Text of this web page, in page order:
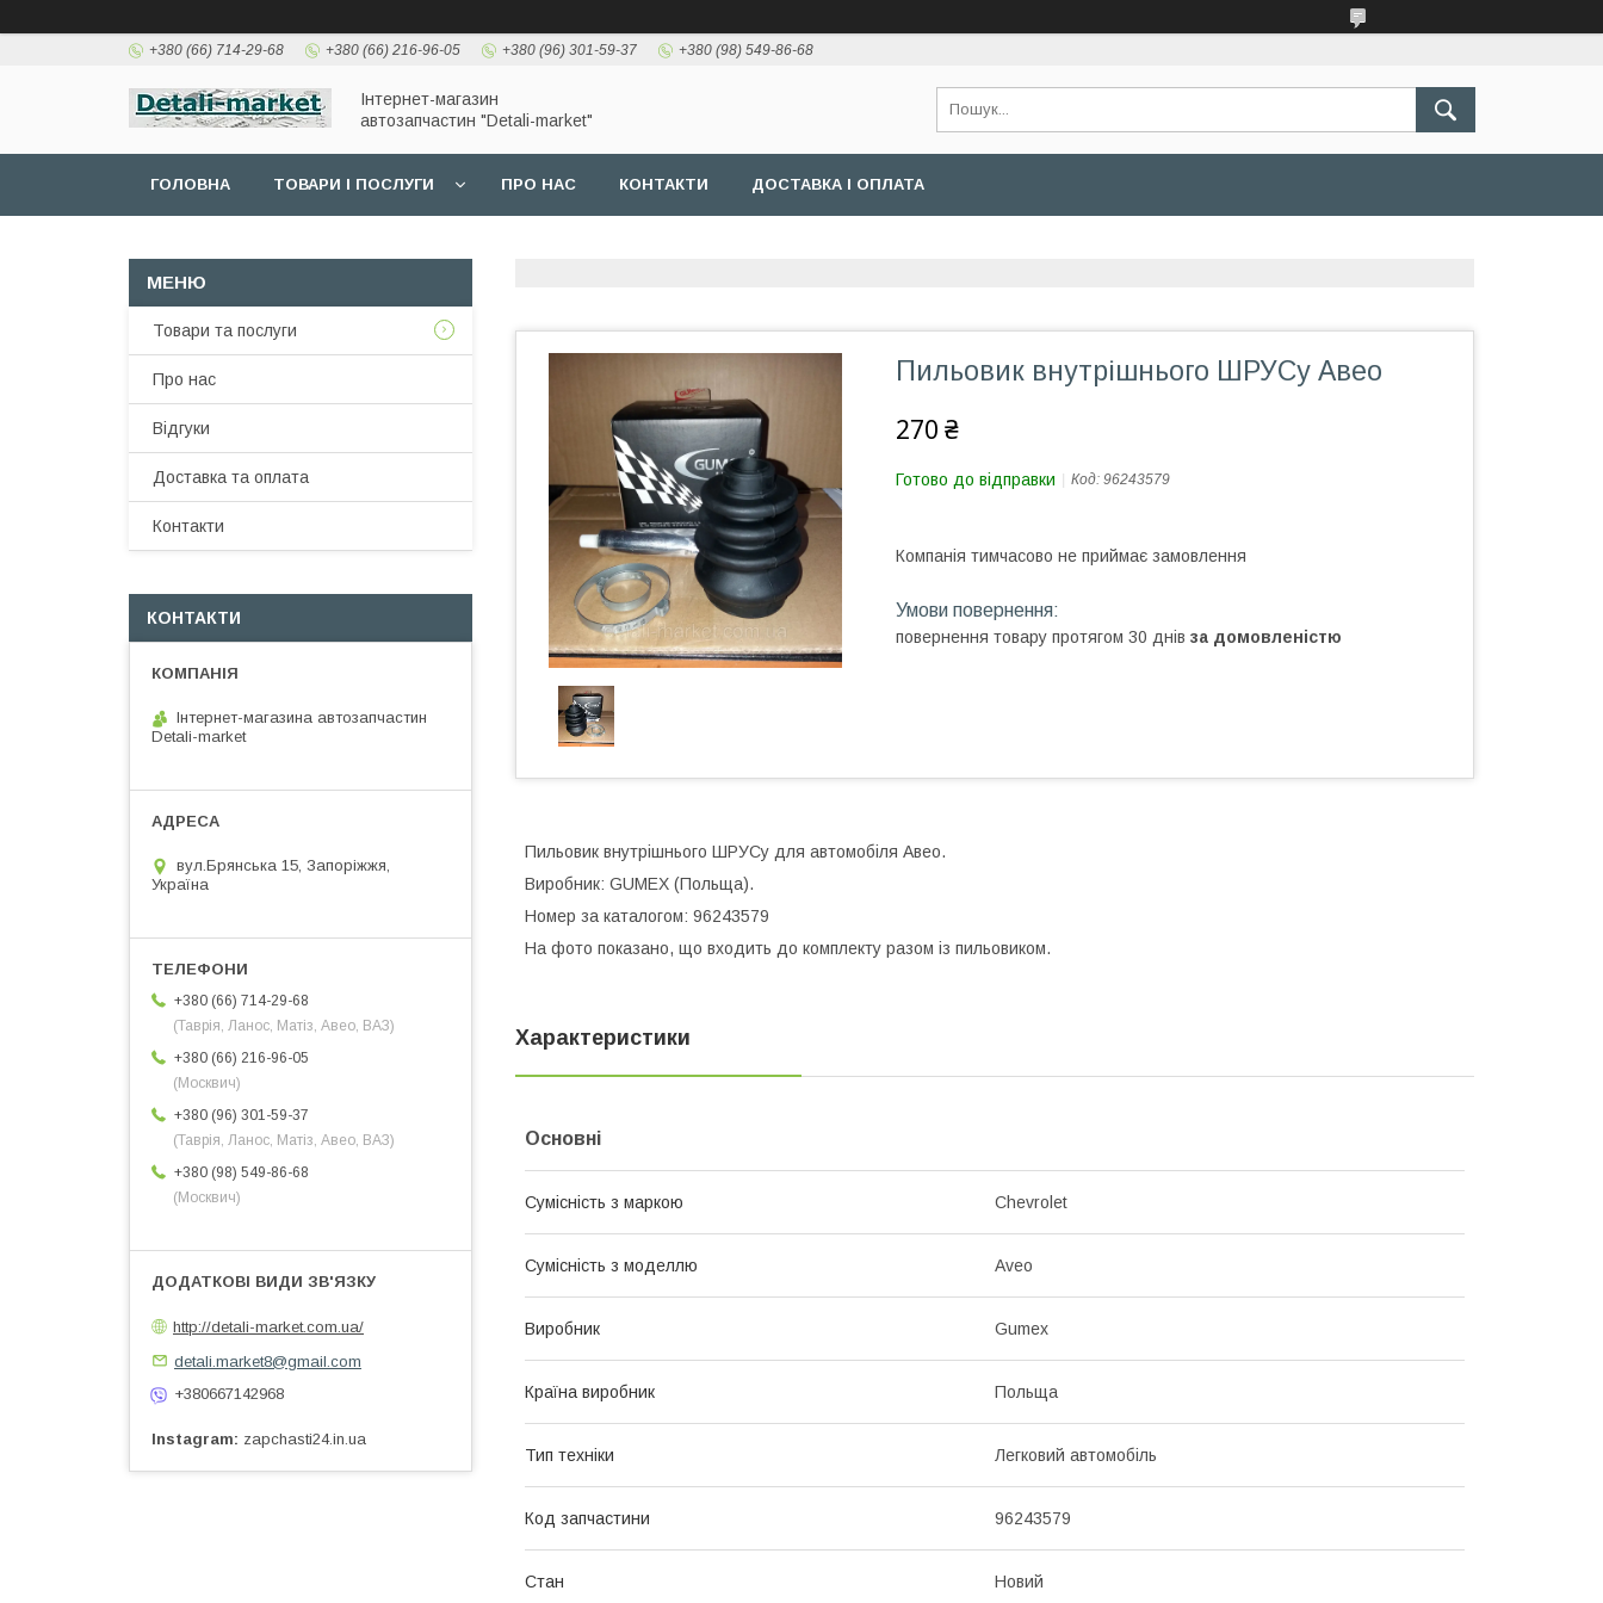
+380 (66) 714-29-68 +380 (66) 216-96-05 +380 (96) 301-59-37 +380 (98) 549-86-68
Інтернет-магазин
автозапчастин "Detali-market"
ГОЛОВНА ТОВАРИ І ПОСЛУГИ ПРО НАС КОНТАКТИ ДОСТАВКА І ОПЛАТА
Пильовик внутрішнього ШРУСу Авео
270 ₴
Готово до відправки Код: 96243579
Компанія тимчасово не приймає замовлення
повернення товару протягом 30 днів за домовленістю
Пильовик внутрішнього ШРУСу для автомобіля Авео.
Виробник: GUMEX (Польща).
Номер за каталогом: 96243579
На фото показано, що входить до комплекту разом із пильовиком.
Характеристики
Основні
Сумісність з маркою Chevrolet
Сумісність з моделлю Aveo
Виробник Gumex
Країна виробник Польща
Тип техніки Легковий автомобіль
Код запчастини 96243579
Стан Новий
Товари та послуги
Про нас
Відгуки
Доставка та оплата
Контакти
КОНТАКТИ
Інтернет-магазина автозапчастин
Detali-market
вул.Брянська 15, Запоріжжя,
Україна
+380 (66) 714-29-68
(Таврія, Ланос, Матіз, Авео, ВАЗ)
+380 (66) 216-96-05
(Москвич)
+380 (96) 301-59-37
(Таврія, Ланос, Матіз, Авео, ВАЗ)
+380 (98) 549-86-68
(Москвич)
http://detali-market.com.ua/
detali.market8@gmail.com
+380667142968
Instagram zapchasti24.in.ua